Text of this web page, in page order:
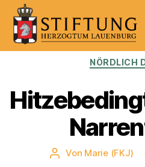
Kulturportal
Herzogtum
Lauenburg
NÖRDLICH
Beitragsautor
Von Marie (FKJ)